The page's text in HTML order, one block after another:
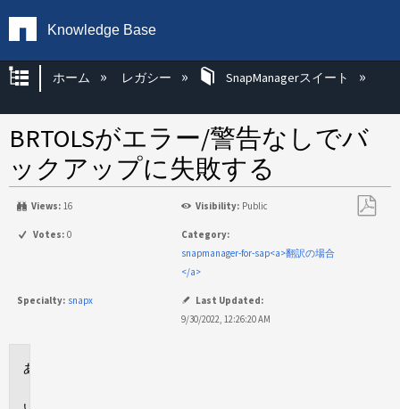
Knowledge Base
グローバル階層を展開/折りたたむ
ホーム レガシー SnapManagerスイート
BRTOLSがエラー/警告なしでバ
ックアップに失敗する
Views: 16 Visibility: Public
Votes: 0
Category:
snapmanager-for-sap<a>翻訳の場合
</a>
Specialty: snapx
Last Updated:
9/30/2022, 12:26:20 AM